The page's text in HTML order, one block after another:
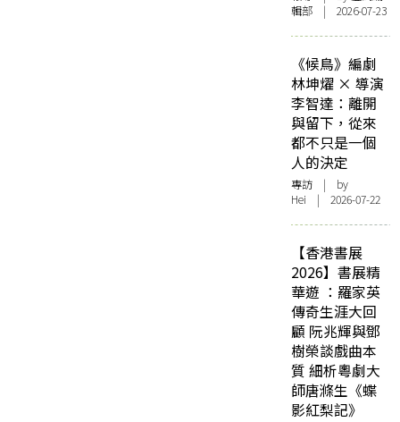
輯部 | 2026-07-23
《候鳥》編劇
林坤燿 × 導演
李智達：離開
與留下，從來
都不只是一個
人的決定
專訪 | by
Hei | 2026-07-22
【香港書展
2026】書展精
華遊 ：羅家英
傳奇生涯大回
顧 阮兆輝與鄧
樹榮談戲曲本
質 細析粵劇大
師唐滌生《蝶
影紅梨記》